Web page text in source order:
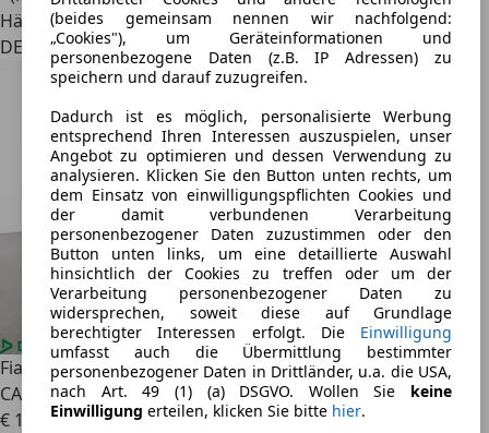
(beides gemeinsam nennen wir nachfolgend:
„Cookies"), um Geräteinformationen und
personenbezogene Daten (z.B. IP Adressen) zu
speichern und darauf zuzugreifen.
Dadurch ist es möglich, personalisierte Werbung
entsprechend Ihren Interessen auszuspielen, unser
Angebot zu optimieren und dessen Verwendung zu
analysieren. Klicken Sie den Button unten rechts, um
dem Einsatz von einwilligungspflichten Cookies und
der damit verbundenen Verarbeitung
personenbezogener Daten zuzustimmen oder den
Button unten links, um eine detaillierte Auswahl
hinsichtlich der Cookies zu treffen oder um der
Verarbeitung personenbezogener Daten zu
widersprechen, soweit diese auf Grundlage
berechtigter Interessen erfolgt. Die Einwilligung
umfasst auch die Übermittlung bestimmter
personenbezogener Daten in Drittländer, u.a. die USA,
nach Art. 49 (1) (a) DSGVO. Wollen Sie keine
Einwilligung erteilen, klicken Sie bitte hier.
Händler
DE 66424
Fiat 500eICON
CARPLAY,SPURHALTE,NAVI,TEMPOMAT,16Z,SH
€ 14.780